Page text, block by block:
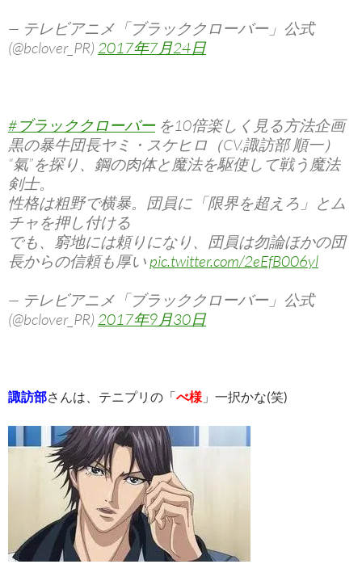
— テレビアニメ「ブラッククローバー」公式
(@bclover_PR) 2017年7月24日
#ブラッククローバーを10倍楽しく見る方法企画
黒の暴牛団長ヤミ・スケヒロ（CV.諏訪部 順一）
“氣”を探り、鋼の肉体と魔法を駆使して戦う魔法
剣士。
性格は粗野で横暴。団員に「限界を超えろ」とム
チャを押し付ける
でも、窮地には頼りになり、団員は勿論ほかの団
長からの信頼も厚い pic.twitter.com/2eEfB006yl
— テレビアニメ「ブラッククローバー」公式
(@bclover_PR) 2017年9月30日
諏訪部さんは、テニプリの「べ様 」一択かな(笑)